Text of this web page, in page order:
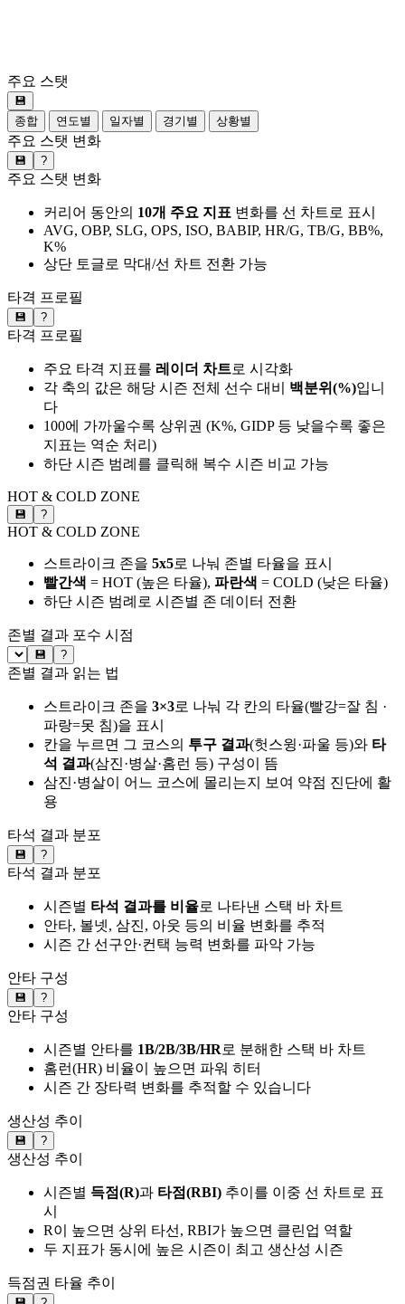
주요 스탯
💾
종합
연도별 일자별 경기별 상황별
주요 스탯 변화
💾 ?
주요 스탯 변화
커리어 동안의 10개 주요 지표 변화를 선 차트로 표시
AVG, OBP, SLG, OPS, ISO, BABIP, HR/G, TB/G, BB%,
K%
상단 토글로 막대/선 차트 전환 가능
타격 프로필
💾 ?
타격 프로필
주요 타격 지표를 레이더 차트로 시각화
각 축의 값은 해당 시즌 전체 선수 대비 백분위(%)입니
다
100에 가까울수록 상위권 (K%, GIDP 등 낮을수록 좋은
지표는 역순 처리)
하단 시즌 범례를 클릭해 복수 시즌 비교 가능
HOT & COLD ZONE
💾 ?
HOT & COLD ZONE
스트라이크 존을 5x5로 나눠 존별 타율을 표시
빨간색 = HOT (높은 타율), 파란색 = COLD (낮은 타율)
하단 시즌 범례로 시즌별 존 데이터 전환
존별 결과 포수 시점
💾 ?
존별 결과 읽는 법
스트라이크 존을 3×3로 나눠 각 칸의 타율(빨강=잘 침 ·
파랑=못 침)을 표시
칸을 누르면 그 코스의 투구 결과(헛스윙·파울 등)와 타
석 결과(삼진·병살·홈런 등) 구성이 뜸
삼진·병살이 어느 코스에 몰리는지 보여 약점 진단에 활
용
타석 결과 분포
💾 ?
타석 결과 분포
시즌별 타석 결과를 비율로 나타낸 스택 바 차트
안타, 볼넷, 삼진, 아웃 등의 비율 변화를 추적
시즌 간 선구안·컨택 능력 변화를 파악 가능
안타 구성
💾 ?
안타 구성
시즌별 안타를 1B/2B/3B/HR로 분해한 스택 바 차트
홈런(HR) 비율이 높으면 파워 히터
시즌 간 장타력 변화를 추적할 수 있습니다
생산성 추이
💾 ?
생산성 추이
시즌별 득점(R)과 타점(RBI) 추이를 이중 선 차트로 표
시
R이 높으면 상위 타선, RBI가 높으면 클린업 역할
두 지표가 동시에 높은 시즌이 최고 생산성 시즌
득점권 타율 추이